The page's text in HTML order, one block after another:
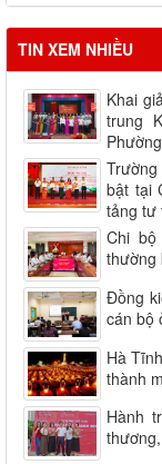
TIN XEM NHIỀU
Khai
trung
bật tại
tảng tư
Chi
thường
Đồng
cán bộ
Hà
thành
Hành